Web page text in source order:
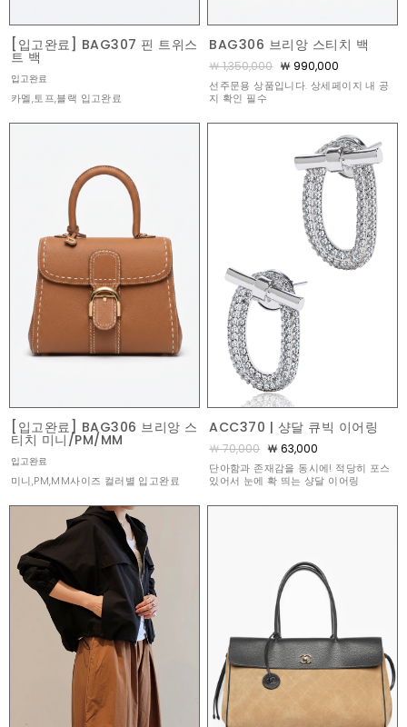
[입고완료] BAG307 핀 트위스
트 백
입고완료
카멜,토프,블랙 입고완료
BAG306 브리앙 스티치 백
￦ 1,350,000 ￦ 990,000
선주문용 상품입니다. 상세페이지 내 공
지 확인 필수
[입고완료] BAG306 브리앙 스
티치 미니/PM/MM
입고완료
미니,PM,MM사이즈 컬러별 입고완료
ACC370 | 샹달 큐빅 이어링
￦ 70,000 ￦ 63,000
단아함과 존재감을 동시에! 적당히 포스
있어서 눈에 확 띄는 샹달 이어링